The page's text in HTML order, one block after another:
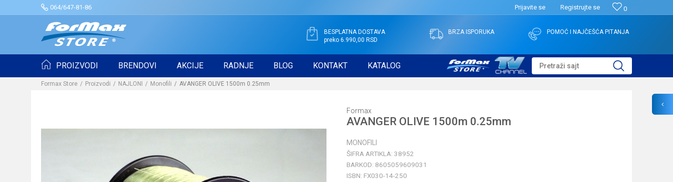
064/647-81-86 0
Prijavite se Registrujte se
BESPLATNA DOSTAVA
preko 6.990,00 RSD
BRZA ISPORUKA POMOĆ I NAJČEŠĆA PITANJA
PROIZVODI BRENDOVI AKCIJE RADNJE BLOG KONTAKT KATALOG Pretraži sajt
Formax Store Proizvodi NAJLONI Monofili AVANGER OLIVE 1500m 0.25mm
Formax
AVANGER OLIVE 1500m 0.25mm
MONOFILI
ŠIFRA ARTIKLA: 38952
BARKOD: 8605059609031
ISBN: FX030-14-250